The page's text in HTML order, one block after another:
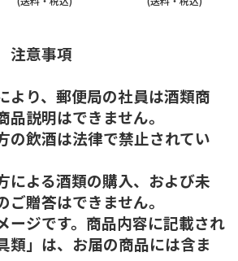
注意事項
より、郵便局の社員は酒類商
説明はできません。
の飲酒は法律で禁止されてい
による酒類の購入、および未
贈答はできません。
ージです。商品内容に記載され
類」は、お届の商品には含ま